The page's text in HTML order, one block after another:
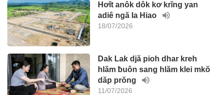
Hơĭt anôk dôk kơ krĭng yan
adiê ngă Ia Hiao
18/07/2026
Dak Lak djă pioh dhar kreh
hlăm ƀuôn sang hlăm klei mkŏ
dăp prŏng
11/07/2026